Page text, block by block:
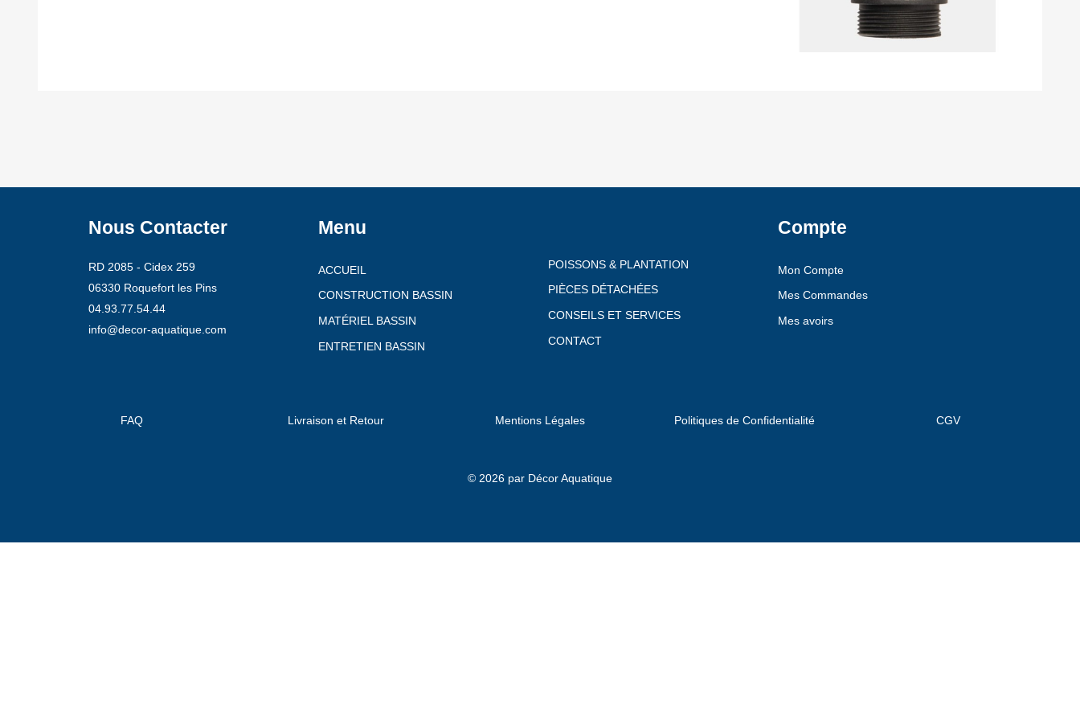
Nous Contacter
RD 2085 - Cidex 259
06330 Roquefort les Pins
04.93.77.54.44
info@decor-aquatique.com
Menu
ACCUEIL
CONSTRUCTION BASSIN
MATÉRIEL BASSIN
ENTRETIEN BASSIN
POISSONS & PLANTATION
PIÈCES DÉTACHÉES
CONSEILS ET SERVICES
CONTACT
Compte
Mon Compte
Mes Commandes
Mes avoirs
FAQ Livraison et Retour Mentions Légales Politiques de Confidentialité CGV
© 2026 par Décor Aquatique